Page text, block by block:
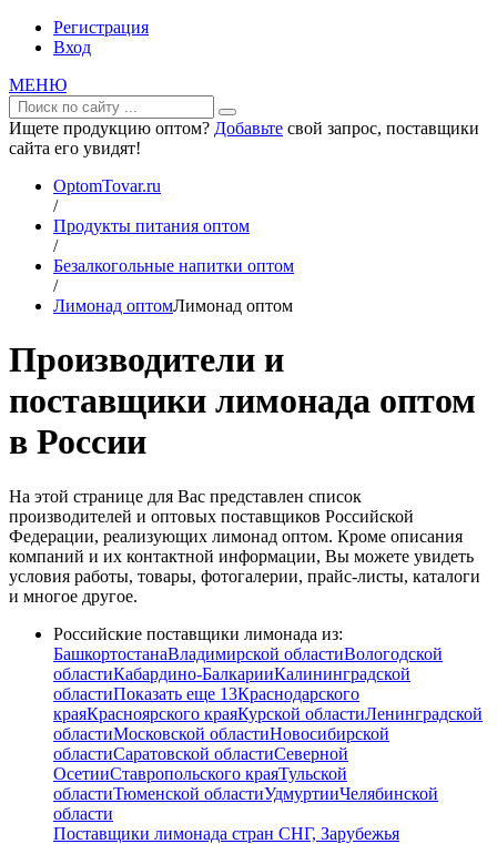
Регистрация
Вход
МЕНЮ
Ищете продукцию оптом? Добавьте свой запрос, поставщики
сайта его увидят!
OptomTovar.ru
/
Продукты питания оптом
/
Безалкогольные напитки оптом
/
Лимонад оптомЛимонад оптом
Производители и
поставщики лимонада оптом
в России
На этой странице для Вас представлен список
производителей и оптовых поставщиков Российской
Федерации, реализующих лимонад оптом. Кроме описания
компаний и их контактной информации, Вы можете увидеть
условия работы, товары, фотогалерии, прайс-листы, каталоги
и многое другое.
Российские поставщики лимонада из:
БашкортостанаВладимирской областиВологодской
областиКабардино-БалкарииКалининградской
областиПоказать еще 13Краснодарского
краяКрасноярского краяКурской областиЛенинградской
областиМосковской областиНовосибирской
областиСаратовской областиСеверной
ОсетииСтавропольского краяТульской
областиТюменской областиУдмуртииЧелябинской
области
Поставщики лимонада стран СНГ, Зарубежья